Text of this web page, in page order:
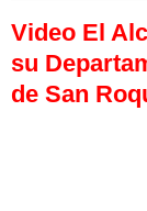
Video El
su
de San